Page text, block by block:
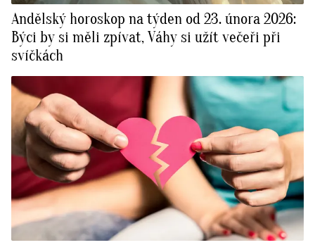
Andělský horoskop na týden od 23. února 2026:
Býci by si měli zpívat, Váhy si užít večeři při
svíčkách